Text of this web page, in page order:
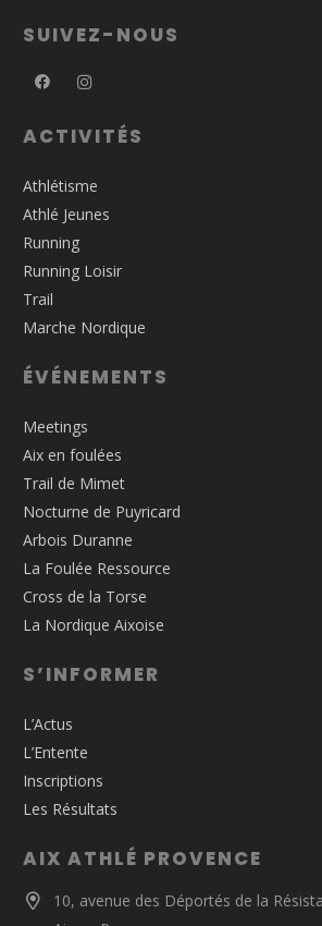
SUIVEZ-NOUS
ACTIVITÉS
Athlétisme
Athlé Jeunes
Running
Running Loisir
Trail
Marche Nordique
ÉVÉNEMENTS
Meetings
Aix en foulées
Trail de Mimet
Nocturne de Puyricard
Arbois Duranne
La Foulée Ressource
Cross de la Torse
La Nordique Aixoise
S’INFORMER
L’Actus
L’Entente
Inscriptions
Les Résultats
AIX ATHLÉ PROVENCE
10, avenue des Déportés de la